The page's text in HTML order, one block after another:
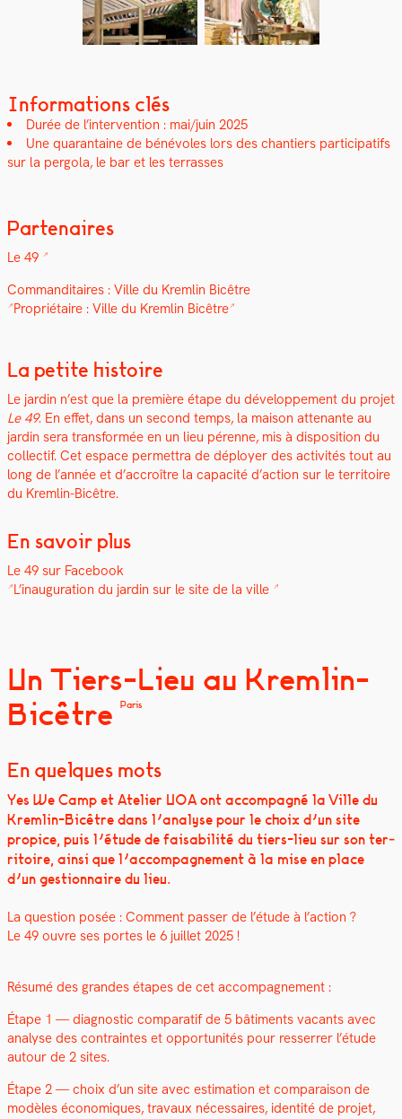
Informations clés
Durée de l’intervention : mai/juin 2025
Une quar­an­taine de bénév­oles lors des chantiers par­tic­i­pat­ifs
sur la per­go­la, le bar et les ter­rass­es
Partenaires
Le 49
Com­man­di­taires : Ville du Krem­lin Bicêtre
Pro­prié­taire : Ville du Krem­lin Bicêtre
La petite histoire
Le jardin n’est que la pre­mière étape du développe­ment du pro­jet
Le 49. En effet, dans un sec­ond temps, la mai­son attenante au
jardin sera trans­for­mée en un lieu pérenne, mis à dis­po­si­tion du
col­lec­tif. Cet espace per­me­t­tra de déploy­er des activ­ités tout au
long de l’année et d’accroître la capac­ité d’action sur le ter­ri­toire
du Krem­lin-Bicêtre.
En savoir plus
Le 49 sur Face­book
L’inauguration du jardin sur le site de la ville
Un Tiers-Lieu au Kremlin-
Bicêtre
Paris
En quelques mots
Yes We Camp et Ate­lier UOA ont accom­pa­g­né la Ville du
Krem­lin-Bicêtre dans l’analyse pour le choix d’un site
prop­ice, puis l’étude de fais­abil­ité du tiers-lieu sur son ter­
ri­toire, ain­si que l’accompagnement à la mise en place
d’un ges­tion­naire du lieu.
La ques­tion posée : Com­ment pass­er de l’étude à l’action ?
Le 49 ouvre ses portes le 6 juil­let 2025 !
Résumé des grandes étapes de cet accom­pa­g­ne­ment :
Étape 1 — diag­nos­tic com­para­tif de 5 bâti­ments vacants avec
analyse des con­traintes et oppor­tu­nités pour resser­rer l’étude
autour de 2 sites.
Étape 2 — choix d’un site avec esti­ma­tion et com­para­i­son de
mod­èles économiques, travaux néces­saires, iden­tité de pro­jet,